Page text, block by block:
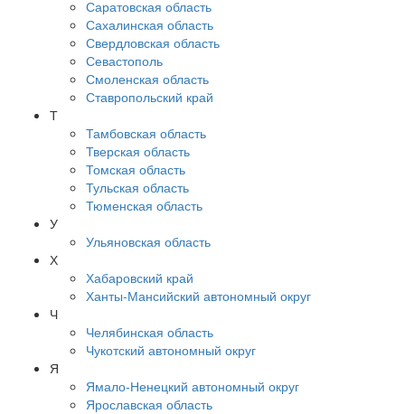
Саратовская область
Сахалинская область
Свердловская область
Севастополь
Смоленская область
Ставропольский край
Т
Тамбовская область
Тверская область
Томская область
Тульская область
Тюменская область
У
Ульяновская область
Х
Хабаровский край
Ханты-Мансийский автономный округ
Ч
Челябинская область
Чукотский автономный округ
Я
Ямало-Ненецкий автономный округ
Ярославская область